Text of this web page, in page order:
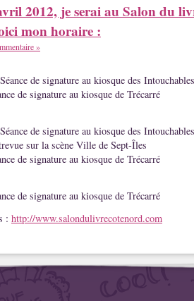
2012, je serai au Salon du
mon horaire :
»
de signature au kiosque des Intouchables
de signature au kiosque de Trécarré
de signature au kiosque des Intouchables
sur la scène Ville de Sept-Îles
de signature au kiosque de Trécarré
de signature au kiosque de Trécarré
: http://www.salondulivrecotenord.com